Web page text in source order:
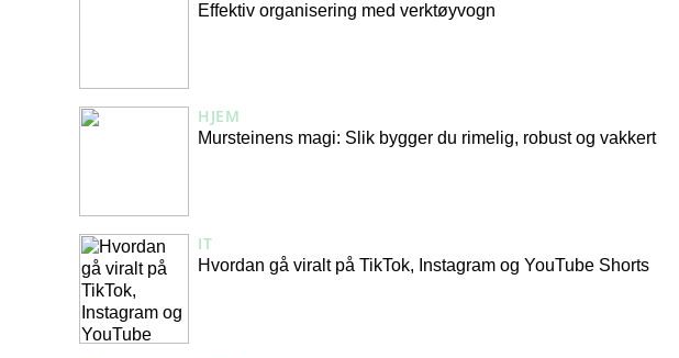
Effektiv organisering med verktøyvogn
HJEM
Mursteinens magi: Slik bygger du rimelig, robust og vakkert
IT
Hvordan gå viralt på TikTok, Instagram og YouTube Shorts